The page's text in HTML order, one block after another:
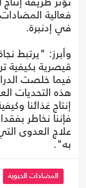
فعالية
في إدنبرة.
وأبرز: "يرتبط
قيصرية بكيفية
فيما خلصت
هذه التحديات
إنتاج غذائنا
فإننا نخاطر
علاج العدوى
به".
المضادات الحيوية